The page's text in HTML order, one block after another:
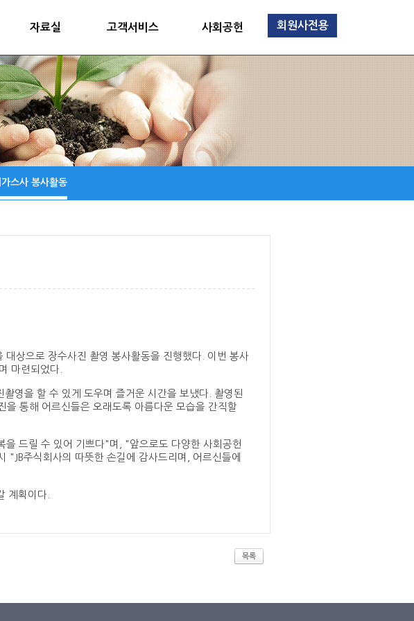
자료실 고객서비스 사회공헌 회원사전용
스사 봉사활동
상으로 장수사진 촬영 봉사활동을 진행했다. 이번 봉사
마련되었다.
영을 할 수 있게 도우며 즐거운 시간을 보냈다. 촬영된
을 통해 어르신들은 오래도록 아름다운 모습을 간직할
을 드릴 수 있어 기쁘다"며, "앞으로도 다양한 사회공헌
주식회사의 따뜻한 손길에 감사드리며, 어르신들에
계획이다.
목록